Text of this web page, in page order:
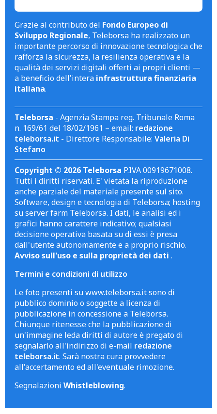
Grazie al contributo del Fondo Europeo di
Sviluppo Regionale, Teleborsa ha realizzato un
importante percorso di innovazione tecnologica che
rafforza la sicurezza, la resilienza operativa e la
qualità dei servizi digitali offerti ai propri clienti —
a beneficio dell'intera infrastruttura finanziaria
italiana.
Teleborsa - Agenzia Stampa reg. Tribunale Roma
n. 169/61 del 18/02/1961 – email: redazione
teleborsa.it - Direttore Responsabile: Valeria Di
Stefano
Copyright © 2026 Teleborsa P.IVA 00919671008.
Tutti i diritti riservati. E' vietata la riproduzione
anche parziale del materiale presente sul sito.
Software, design e tecnologia di Teleborsa; hosting
su server farm Teleborsa. I dati, le analisi ed i
grafici hanno carattere indicativo; qualsiasi
decisione operativa basata su di essi è presa
dall'utente autonomamente e a proprio rischio.
Avviso sull'uso e sulla proprietà dei dati .
Termini e condizioni di utilizzo
Le foto presenti su www.teleborsa.it sono di
pubblico dominio o soggette a licenza di
pubblicazione in concessione a Teleborsa.
Chiunque ritenesse che la pubblicazione di
un'immagine leda diritti di autore è pregato di
segnalarlo all'indirizzo di e-mail redazione
teleborsa.it. Sarà nostra cura provvedere
all'accertamento ed all'eventuale rimozione.
Segnalazioni Whistleblowing.